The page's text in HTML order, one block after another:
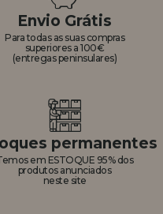
DE REVENDEDOR
Envio Grátis
Para todas as suas compras
superiores a 100€
(entregas peninsulares)
permanentes
em ESTOQUE 95% dos
produtos anunciados
neste site